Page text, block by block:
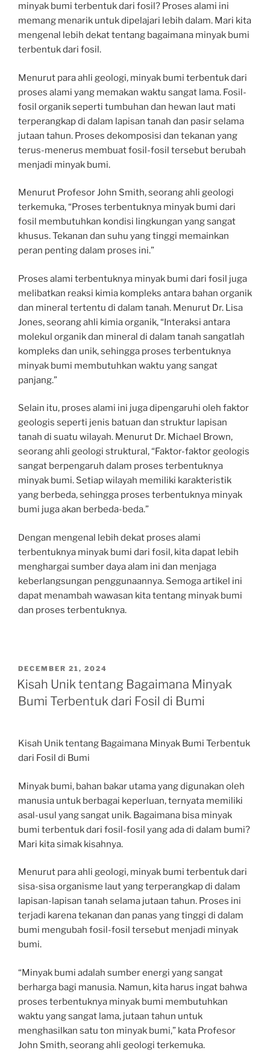
minyak bumi terbentuk dari fosil? Proses alami ini
memang menarik untuk dipelajari lebih dalam. Mari kita
mengenal lebih dekat tentang bagaimana minyak bumi
terbentuk dari fosil.
Menurut para ahli geologi, minyak bumi terbentuk dari
proses alami yang memakan waktu sangat lama. Fosil-
fosil organik seperti tumbuhan dan hewan laut mati
terperangkap di dalam lapisan tanah dan pasir selama
jutaan tahun. Proses dekomposisi dan tekanan yang
terus-menerus membuat fosil-fosil tersebut berubah
menjadi minyak bumi.
Menurut Profesor John Smith, seorang ahli geologi
terkemuka, “Proses terbentuknya minyak bumi dari
fosil membutuhkan kondisi lingkungan yang sangat
khusus. Tekanan dan suhu yang tinggi memainkan
peran penting dalam proses ini.”
Proses alami terbentuknya minyak bumi dari fosil juga
melibatkan reaksi kimia kompleks antara bahan organik
dan mineral tertentu di dalam tanah. Menurut Dr. Lisa
Jones, seorang ahli kimia organik, “Interaksi antara
molekul organik dan mineral di dalam tanah sangatlah
kompleks dan unik, sehingga proses terbentuknya
minyak bumi membutuhkan waktu yang sangat
panjang.”
Selain itu, proses alami ini juga dipengaruhi oleh faktor
geologis seperti jenis batuan dan struktur lapisan
tanah di suatu wilayah. Menurut Dr. Michael Brown,
seorang ahli geologi struktural, “Faktor-faktor geologis
sangat berpengaruh dalam proses terbentuknya
minyak bumi. Setiap wilayah memiliki karakteristik
yang berbeda, sehingga proses terbentuknya minyak
bumi juga akan berbeda-beda.”
Dengan mengenal lebih dekat proses alami
terbentuknya minyak bumi dari fosil, kita dapat lebih
menghargai sumber daya alam ini dan menjaga
keberlangsungan penggunaannya. Semoga artikel ini
dapat menambah wawasan kita tentang minyak bumi
dan proses terbentuknya.
POSTED
ON
DECEMBER 21, 2024
Kisah Unik tentang Bagaimana Minyak
Bumi Terbentuk dari Fosil di Bumi
Kisah Unik tentang Bagaimana Minyak Bumi Terbentuk
dari Fosil di Bumi
Minyak bumi, bahan bakar utama yang digunakan oleh
manusia untuk berbagai keperluan, ternyata memiliki
asal-usul yang sangat unik. Bagaimana bisa minyak
bumi terbentuk dari fosil-fosil yang ada di dalam bumi?
Mari kita simak kisahnya.
Menurut para ahli geologi, minyak bumi terbentuk dari
sisa-sisa organisme laut yang terperangkap di dalam
lapisan-lapisan tanah selama jutaan tahun. Proses ini
terjadi karena tekanan dan panas yang tinggi di dalam
bumi mengubah fosil-fosil tersebut menjadi minyak
bumi.
“Minyak bumi adalah sumber energi yang sangat
berharga bagi manusia. Namun, kita harus ingat bahwa
proses terbentuknya minyak bumi membutuhkan
waktu yang sangat lama, jutaan tahun untuk
menghasilkan satu ton minyak bumi,” kata Profesor
John Smith, seorang ahli geologi terkemuka.